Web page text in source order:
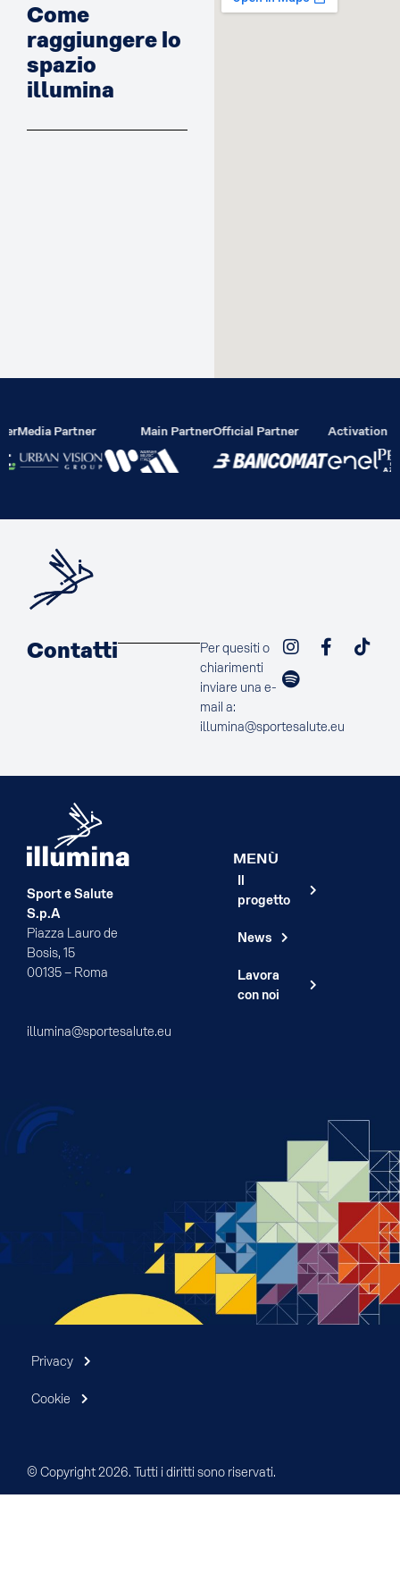
Come
raggiungere lo
spazio
illumina
Media Partner Main PartnerOfficial Partner Activation
Contatti
Per quesiti o
chiarimenti
inviare una e-
mail a:
illumina@sportesalute.eu
Sport e Salute
S.p.A
Piazza Lauro de
Bosis, 15
00135 – Roma
illumina@sportesalute.eu
MENÙ
Il
progetto
News
Lavora
con noi
© Copyright 2026. Tutti i diritti sono riservati.
Privacy
Cookie